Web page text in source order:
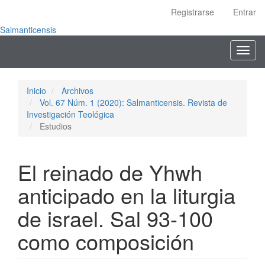
Contenido
Registrarse
Entrar
Salmanticensis
Inicio
Archivos
Vol. 67 Núm. 1 (2020): Salmanticensis. Revista de
Investigación Teológica
Estudios
El reinado de Yhwh
anticipado en la liturgia
de israel. Sal 93-100
como composición